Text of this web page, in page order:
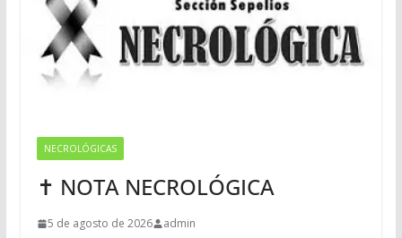
NECROLÓGICAS
✝ NOTA NECROLÓGICA
5 de agosto de 2026 admin